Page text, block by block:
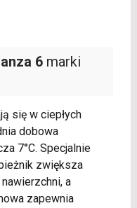
6marki
się w ciepłych
dobowa
7°C. Specjalnie
zwiększa
a
zapewnia